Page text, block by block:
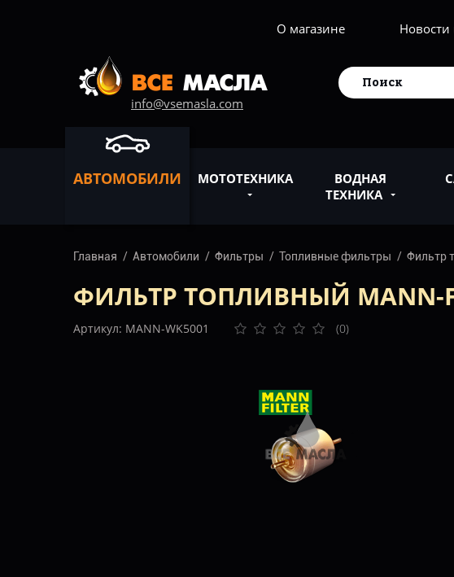
О магазине Новости
info@vsemasla.com
АВТОМОБИЛИ МОТОТЕХНИКА
ВОДНАЯ
ТЕХНИКА
Главная Автомобили Фильтры Топливные фильтры Фильтр
ФИЛЬТР ТОПЛИВНЫЙ MANN-
Артикул: MANN-WK5001 (0)